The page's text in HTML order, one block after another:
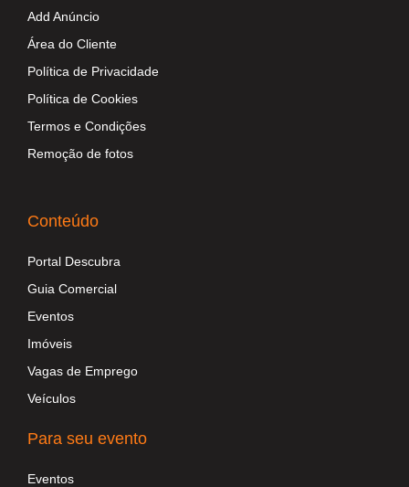
Add Anúncio
Área do Cliente
Política de Privacidade
Política de Cookies
Termos e Condições
Remoção de fotos
Conteúdo
Portal Descubra
Guia Comercial
Eventos
Imóveis
Vagas de Emprego
Veículos
Para seu evento
Eventos